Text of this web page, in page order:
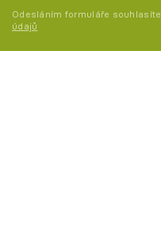
Odesláním formuláře
údajů